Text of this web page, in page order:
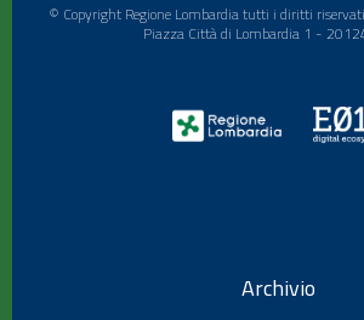
© Copyright Regione Lombardia tutti i diritti
Piazza Città di Lombardia 1 -
Archivio